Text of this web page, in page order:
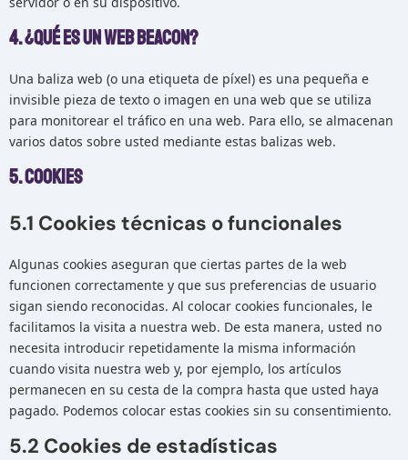
4. ¿Qué es un web beacon?
Una baliza web (o una etiqueta de píxel) es una pequeña e
invisible pieza de texto o imagen en una web que se utiliza
para monitorear el tráfico en una web. Para ello, se almacenan
varios datos sobre usted mediante estas balizas web.
5. Cookies
5.1 Cookies técnicas o funcionales
Algunas cookies aseguran que ciertas partes de la web
funcionen correctamente y que sus preferencias de usuario
sigan siendo reconocidas. Al colocar cookies funcionales, le
facilitamos la visita a nuestra web. De esta manera, usted no
necesita introducir repetidamente la misma información
cuando visita nuestra web y, por ejemplo, los artículos
permanecen en su cesta de la compra hasta que usted haya
pagado. Podemos colocar estas cookies sin su consentimiento.
5.2 Cookies de estadísticas